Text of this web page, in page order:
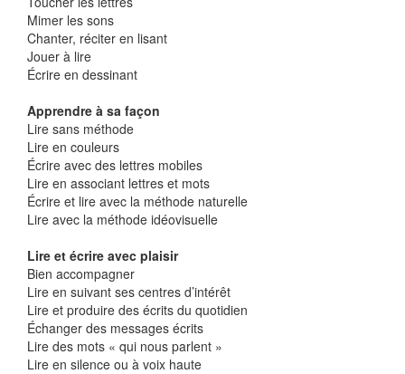
Mimer les sons
Chanter, réciter en lisant
Jouer à lire
Écrire en dessinant
Apprendre à sa façon
Lire sans méthode
Lire en couleurs
Écrire avec des lettres mobiles
Lire en associant lettres et mots
Écrire et lire avec la méthode naturelle
Lire avec la méthode idéovisuelle
Lire et écrire avec plaisir
Bien accompagner
Lire en suivant ses centres d’intérêt
Lire et produire des écrits du quotidien
Échanger des messages écrits
Lire des mots « qui nous parlent »
Lire en silence ou à voix haute